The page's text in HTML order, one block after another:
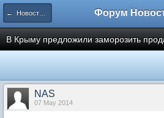
← Новости рынка недвижимости
В Крыму предложили заморозить
NAS
07 May 2014